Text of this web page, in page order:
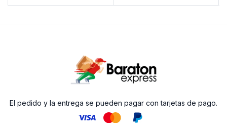
El pedido y la entrega se pueden pagar con tarjetas de pago.